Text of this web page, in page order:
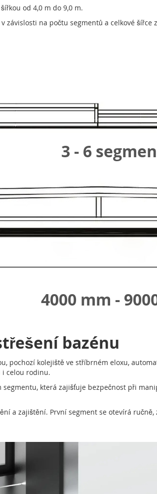
od 4,0 m do 9,0 m.
závislosti na počtu segmentů a celkové šířce
3 - 6
4000 mm -
bazénu
pochozí kolejiště ve stříbrném eloxu,
i celou rodinu.
která zajišťuje bezpečnost při
a zajištění. První segment se otevírá